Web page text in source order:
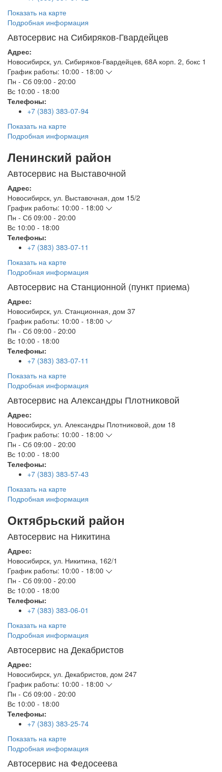
Показать на карте
Подробная информация
Автосервис на Сибиряков-Гвардейцев
Адрес:
Новосибирск, ул. Сибиряков-Гвардейцев, 68А корп. 2, бокс 1
График работы: 10:00 - 18:00
Пн - Сб 09:00 - 20:00
Вс 10:00 - 18:00
Телефоны:
+7 (383) 383-07-94
Показать на карте
Подробная информация
Ленинский район
Автосервис на Выставочной
Адрес:
Новосибирск, ул. Выставочная, дом 15/2
График работы: 10:00 - 18:00
Пн - Сб 09:00 - 20:00
Вс 10:00 - 18:00
Телефоны:
+7 (383) 383-07-11
Показать на карте
Подробная информация
Автосервис на Станционной (пункт приема)
Адрес:
Новосибирск, ул. Станционная, дом 37
График работы: 10:00 - 18:00
Пн - Сб 09:00 - 20:00
Вс 10:00 - 18:00
Телефоны:
+7 (383) 383-07-11
Показать на карте
Подробная информация
Автосервис на Александры Плотниковой
Адрес:
Новосибирск, ул. Александры Плотниковой, дом 18
График работы: 10:00 - 18:00
Пн - Сб 09:00 - 20:00
Вс 10:00 - 18:00
Телефоны:
+7 (383) 383-57-43
Показать на карте
Подробная информация
Октябрьский район
Автосервис на Никитина
Адрес:
Новосибирск, ул. Никитина, 162/1
График работы: 10:00 - 18:00
Пн - Сб 09:00 - 20:00
Вс 10:00 - 18:00
Телефоны:
+7 (383) 383-06-01
Показать на карте
Подробная информация
Автосервис на Декабристов
Адрес:
Новосибирск, ул. Декабристов, дом 247
График работы: 10:00 - 18:00
Пн - Сб 09:00 - 20:00
Вс 10:00 - 18:00
Телефоны:
+7 (383) 383-25-74
Показать на карте
Подробная информация
Автосервис на Федосеева